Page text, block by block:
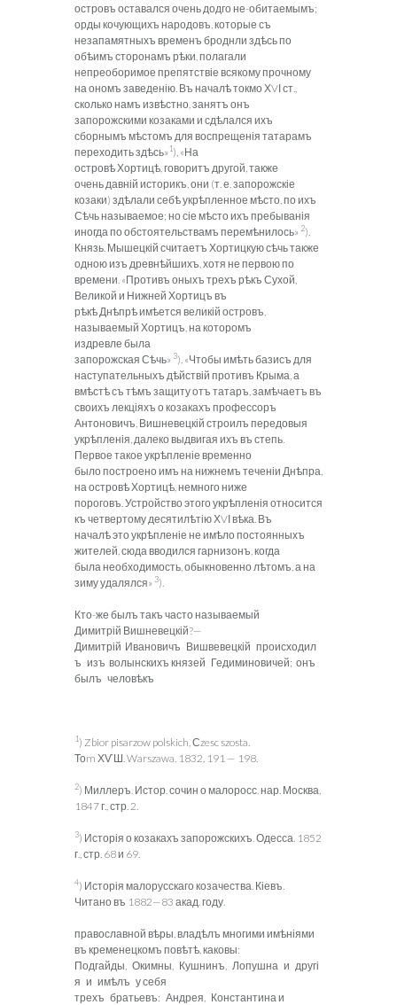
островъ оставался очень додго не-обитаемымъ;
орды кочующихъ народовъ, которые съ
незапамятныхъ временъ броднли здѣсь по
обѣимъ сторонамъ рѣки, полагали
непреоборимое препятствіе всякому прочному
на ономъ заведенію. Въ началѣ токмо ХVІ ст.,
сколько намъ извѣстно, занятъ онъ
запорожскими козаками и сдѣлался ихъ
сборнымъ мѣстомъ для воспрещенія татарамъ
переходить здѣсь»1), «На
островѣ Хортицѣ, говоритъ другой, также
очень давній историкъ, они (т. е. запорожскіе
козаки) здѣлали себѣ укрѣпленное мѣсто, по ихъ
Сѣчь называемое; но сіе мѣсто ихъ пребыванія
иногда по обстоятельствамъ перемѣнилось» 2).
Князь. Мышецкій считаетъ Хортицкую сѣчь также
одною изъ древнѣйшихъ, хотя не первою по
времени. «Противъ оныхъ трехъ рѣкъ Сухой,
Великой и Нижней Хортицъ въ
рѣкѣ Днѣпрѣ имѣется великій островъ,
называемый Хортицъ, на которомъ
издревле была
запорожская Сѣчь» 3). «Чтобы имѣть базисъ для
наступательныхъ дѣйствій противъ Крыма, а
вмѣстѣ съ тѣмъ защиту отъ татаръ, замѣчаетъ въ
своихъ лекціяхъ о козакахъ профессоръ
Антоновичъ, Вишневецкій строилъ передовыя
укрѣпленія, далеко выдвигая ихъ въ степь.
Первое такое укрѣпленіе временно
было построено имъ на нижнемъ теченіи Днѣпра,
на островѣ Хортицѣ, немного ниже
пороговъ. Устройство этого укрѣпленія относится
къ четвертому десятилѣтію ХVІ вѣка. Въ
началѣ это укрѣпленіе не имѣло постоянныхъ
жителей, сюда вводился гарнизонъ, когда
была необходимость, обыкновенно лѣтомъ, а на
зиму удалялся» 3).
Кто-же былъ такъ часто называемый
Димитрій Вишневецкій?—
Димитрій Ивановичъ Вишвевецкій происходил
ъ изъ волынскихъ князей Гедиминовичей; онъ
былъ человѣкъ
1) Zbior pisarzow polskich, Сzesc szosta.
Тоm ХѴШ. Warszawa. 1832, 191 — 198.
2) Миллеръ. Истор. сочин о малоросс. нар. Москва,
1847 г., стр. 2.
3) Исторія о козакахъ запорожскихъ. Одесса. 1852
г., стр. 68 и 69.
4) Исторія малорусскаго козачества. Кіевъ.
Читано въ 1882—83 акад. году.
православной вѣры, владѣлъ многими имѣніями
въ кременецкомъ повѣтѣ, каковы:
Подгайды, Окимны, Кушнинъ, Лопушна и другі
я и имѣлъ у себя
трехъ братьевъ: Андрея, Константина и